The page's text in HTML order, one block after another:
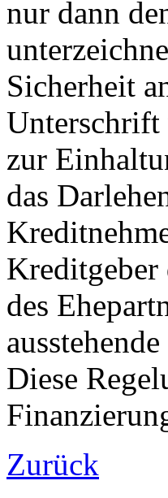
nur dann
Sicherheit
Unterschrift
zur
das
Kreditgeber
des
Diese
Zurück